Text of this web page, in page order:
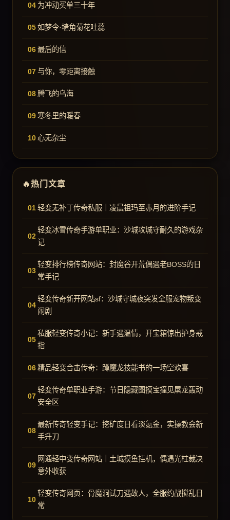
为冲动买单三十年
如梦令·墙角菊花吐蕊
最后的信
与你，零距离接触
腾飞的乌海
寒冬里的暖春
心无杂尘
热门文章
轻变无补丁传奇私服｜凌晨祖玛至赤月的进阶手记
轻变冰雪传奇手游单职业：沙城攻城守耐久的游戏杂
记
轻变排行榜传奇网站：封魔谷开荒偶遇老BOSS的日
常手记
轻变传奇新开网站sf：沙城守城夜突发全服宠物叛变
闹剧
私服轻变传奇小记：新手遇温情，开宝箱惊出护身戒
指
精品轻变合击传奇：蹲魔龙技能书的一场空欢喜
轻变传奇单职业手游：节日隐藏图摸宝撞见屠龙轰动
安全区
最新传奇轻变手记：挖矿度日看淡氪金，实操教会新
手升刀
网通轻中变传奇网站｜土城摸鱼挂机，偶遇光柱裁决
意外收获
轻变传奇网页：骨魔洞试刀遇故人，全服约战搅乱日
常